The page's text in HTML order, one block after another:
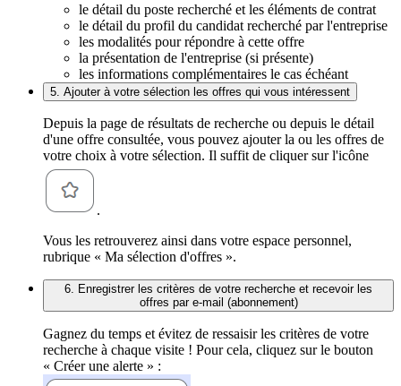
le détail du poste recherché et les éléments de contrat
le détail du profil du candidat recherché par l'entreprise
les modalités pour répondre à cette offre
la présentation de l'entreprise (si présente)
les informations complémentaires le cas échéant
5. Ajouter à votre sélection les offres qui vous intéressent
Depuis la page de résultats de recherche ou depuis le détail
d'une offre consultée, vous pouvez ajouter la ou les offres de
votre choix à votre sélection. Il suffit de cliquer sur l'icône
.
Vous les retrouverez ainsi dans votre espace personnel,
rubrique « Ma sélection d'offres ».
6. Enregistrer les critères de votre recherche et recevoir les
offres par e-mail (abonnement)
Gagnez du temps et évitez de ressaisir les critères de votre
recherche à chaque visite ! Pour cela, cliquez sur le bouton
« Créer une alerte » :